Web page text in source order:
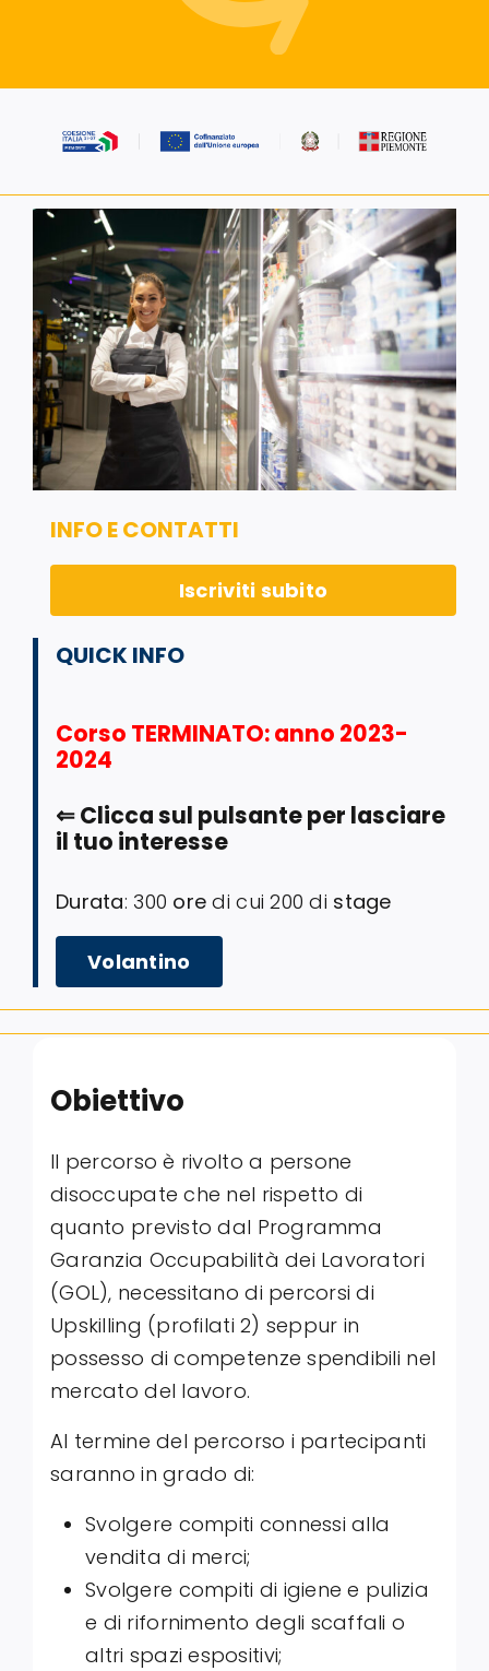
INFO E CONTATTI
Iscriviti subito
QUICK INFO
Corso TERMINATO: anno 2023-
2024
⇐Clicca sul pulsante per lasciare
il tuo interesse
Durata: 300 oredi cui 200 di stage
Volantino
Obiettivo
Il percorso è rivolto a persone
disoccupate che nel rispetto di
quanto previsto dal Programma
Garanzia Occupabilità dei Lavoratori
(GOL), necessitano di percorsi di
Upskilling (profilati 2) seppur in
possesso di competenze spendibili nel
mercato del lavoro.
Al termine del percorso i partecipanti
saranno in grado di:
Svolgere compiti connessi alla
vendita di merci;
Svolgere compiti di igiene e pulizia
e di rifornimento degli scaffali o
altri spazi espositivi;